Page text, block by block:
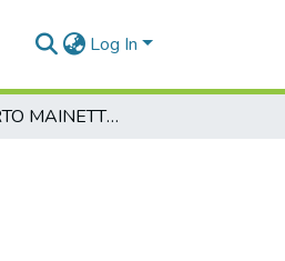
Log In
JOSÉ ALBERTO MAINETTI recibe el Premio ISALUD 1994 en la Categoría: Servicios de Salud (Individual)